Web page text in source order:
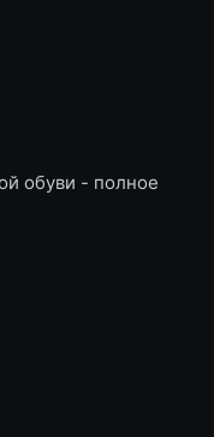
обуви - полное